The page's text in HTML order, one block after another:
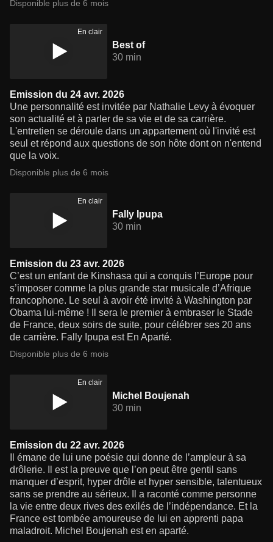
Disponible plus de 6 mois
En clair
Best of
30 min
Emission du 24 avr. 2026
Une personnalité est invitée par Nathalie Levy à évoquer
son actualité et à parler de sa vie et de sa carrière.
L'entretien se déroule dans un appartement où l'invité est
seul et répond aux questions de son hôte dont on n'entend
que la voix.
Disponible plus de 6 mois
En clair
Fally Ipupa
30 min
Emission du 23 avr. 2026
C’est un enfant de Kinshasa qui a conquis l’Europe pour
s’imposer comme la plus grande star musicale d’Afrique
francophone. Le seul à avoir été invité à Washington par
Obama lui-même ! Il sera le premier à embraser le Stade
de France, deux soirs de suite, pour célébrer ses 20 ans
de carrière. Fally Ipupa est En Aparté.
Disponible plus de 6 mois
En clair
Michel Boujenah
30 min
Emission du 22 avr. 2026
Il émane de lui une poésie qui donne de l’ampleur à sa
drôlerie. Il est la preuve que l’on peut être gentil sans
manquer d’esprit, hyper drôle et hyper sensible, talentueux
sans se prendre au sérieux. Il a raconté comme personne
la vie entre deux rives des exilés de l’indépendance. Et la
France est tombée amoureuse de lui en apprenti papa
maladroit. Michel Boujenah est en aparté.